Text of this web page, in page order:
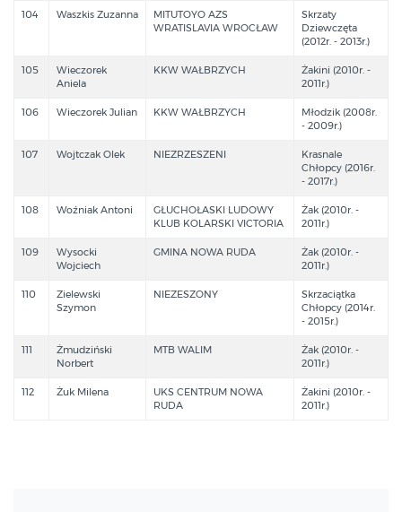
104 Waszkis Zuzanna
MITUTOYO AZS
WRATISLAVIA WROCŁAW
Skrzaty
Dziewczęta
(2012r. - 2013r.)
105
Wieczorek
Aniela
KKW WAŁBRZYCH
Żakini (2010r. -
2011r.)
106 Wieczorek Julian KKW WAŁBRZYCH
Młodzik (2008r.
- 2009r.)
107 Wojtczak Olek NIEZRZESZENI
Krasnale
Chłopcy (2016r.
- 2017r.)
108 Woźniak Antoni
GŁUCHOŁASKI LUDOWY
KLUB KOLARSKI VICTORIA
Żak (2010r. -
2011r.)
109
Wysocki
Wojciech
GMINA NOWA RUDA
Żak (2010r. -
2011r.)
110
Zielewski
Szymon
NIEZESZONY
Skrzaciątka
Chłopcy (2014r.
- 2015r.)
111
Żmudziński
Norbert
MTB WALIM
Żak (2010r. -
2011r.)
112 Żuk Milena
UKS CENTRUM NOWA
RUDA
Żakini (2010r. -
2011r.)